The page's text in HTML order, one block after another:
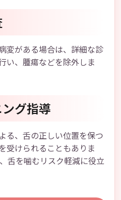
変がある場合は、詳細な診
い、腫瘍などを除外しま
グ指導
る、舌の正しい位置を保つ
受けられることもありま
舌を噛むリスク軽減に役立